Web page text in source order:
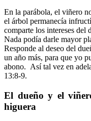
En la parábola, el viñero
el árbol permanecía
comparte los intereses del
Nada podía darle mayor
Responde al deseo del
un año más, para que yo
abono. Así tal vez en
13:8-9.
El dueño y el
higuera